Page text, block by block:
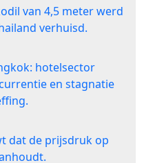
van 4,5 meter werd
verhuisd.
hotelsector
en stagnatie
dat de prijsdruk op